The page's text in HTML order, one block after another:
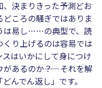
決まりきった予測どお
ころの騒ぎではありま
は易し……の典型で、読
り上げるのは容易では
はいかにして身につけ
あるのか――？ それを解
んでん返し」です。